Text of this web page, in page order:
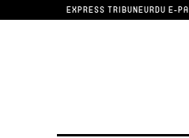
EXPRESS TRIBUNEURDU E-